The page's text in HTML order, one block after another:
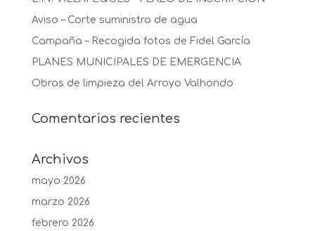
Aviso – Corte suministro de agua
Campaña – Recogida fotos de Fidel García
PLANES MUNICIPALES DE EMERGENCIA
Obras de limpieza del Arroyo Valhondo
Comentarios recientes
Archivos
mayo 2026
marzo 2026
febrero 2026